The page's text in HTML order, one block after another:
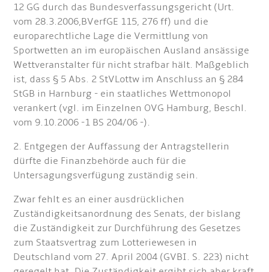
12 GG durch das Bundesverfassungsgericht (Urt.
vom 28.3.2006,BVerfGE 115, 276 ff) und die
europarechtliche Lage die Vermittlung von
Sportwetten an im europäischen Ausland ansässige
Wettveranstalter für nicht strafbar hält. Maßgeblich
ist, dass § 5 Abs. 2 StVLottw im Anschluss an § 284
StGB in Harnburg - ein staatliches Wettmonopol
verankert (vgl. im Einzelnen OVG Hamburg, Beschl.
vom 9.10.2006 -1 BS 204/06 -).
2. Entgegen der Auffassung der Antragstellerin
dürfte die Finanzbehörde auch für die
Untersagungsverfügung zuständig sein.
Zwar fehlt es an einer ausdrücklichen
Zuständigkeitsanordnung des Senats, der bislang
die Zuständigkeit zur Durchführung des Gesetzes
zum Staatsvertrag zum Lotteriewesen in
Deutschland vom 27. April 2004 (GVBI. S. 223) nicht